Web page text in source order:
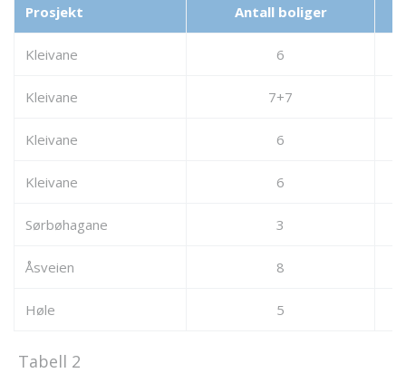
Prosjekt Antall boliger
Kleivane 6
Kleivane 7+7
Kleivane 6
Kleivane 6
Sørbøhagane 3
Åsveien 8
Høle 5
Tabell 2